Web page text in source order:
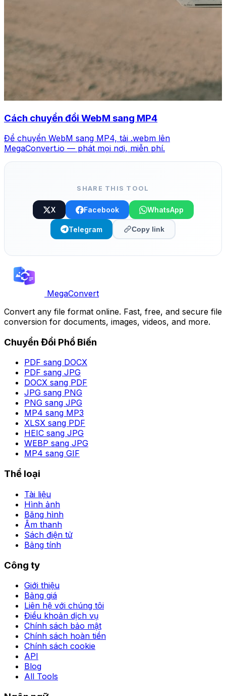
Cách chuyển đổi WebM sang MP4
Để chuyển WebM sang MP4, tải .webm lên
MegaConvert.io — phát mọi nơi, miễn phí.
SHARE THIS TOOL
X Facebook WhatsApp
Telegram Copy link
MegaConvert
Convert any file format online. Fast, free, and secure file
conversion for documents, images, videos, and more.
Chuyển Đổi Phổ Biến
PDF sang DOCX
PDF sang JPG
DOCX sang PDF
JPG sang PNG
PNG sang JPG
MP4 sang MP3
XLSX sang PDF
HEIC sang JPG
WEBP sang JPG
MP4 sang GIF
Thể loại
Tài liệu
Hình ảnh
Băng hình
Âm thanh
Sách điện tử
Bảng tính
Công ty
Giới thiệu
Bảng giá
Liên hệ với chúng tôi
Điều khoản dịch vụ
Chính sách bảo mật
Chính sách hoàn tiền
Chính sách cookie
API
Blog
All Tools